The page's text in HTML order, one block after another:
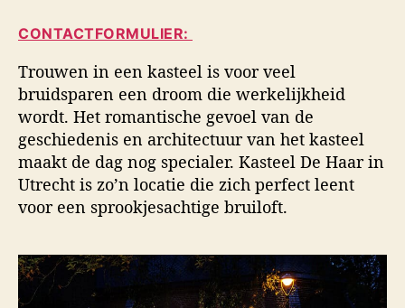
d
s
f
o
t
o
g
r
a
f
u
e
u
r
u
m
CONTACTFORMULIER:
Trouwen in een kasteel is voor veel
bruidsparen een droom die werkelijkheid
wordt. Het romantische gevoel van de
geschiedenis en architectuur van het kasteel
maakt de dag nog specialer. Kasteel De Haar in
Utrecht is zo’n locatie die zich perfect leent
voor een sprookjesachtige bruiloft.